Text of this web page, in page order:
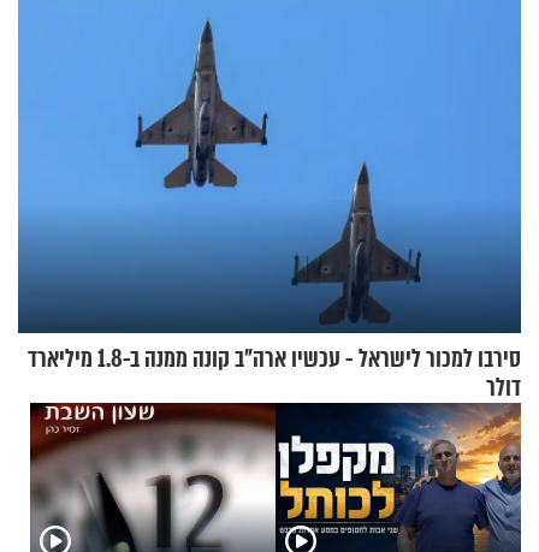
סירבו למכור לישראל - עכשיו ארה"ב קונה ממנה ב-1.8 מיליארד
דולר